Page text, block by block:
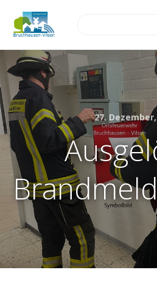
27. Dezember,